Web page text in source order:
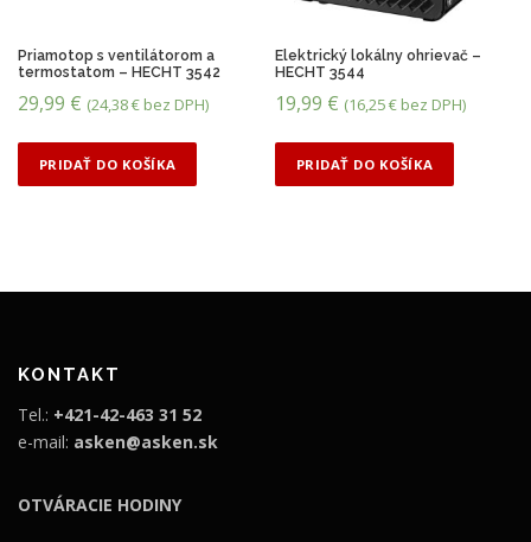
Priamotop s ventilátorom a
termostatom – HECHT 3542
29,99 € (24,38€ bez DPH)
PRIDAŤ DO KOŠÍKA
Elektrický lokálny ohrievač –
HECHT 3544
19,99 € (16,25€ bez DPH)
PRIDAŤ DO KOŠÍKA
KONTAKT
Tel.: +421-42-463 31 52
e-mail: asken@asken.sk
OTVÁRACIE HODINY